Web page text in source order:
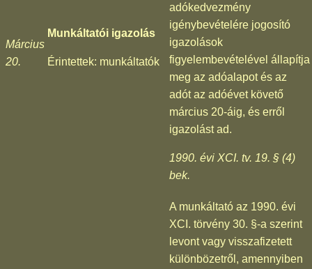
Március
20.
Munkáltatói igazolás
Érintettek: munkáltatók
adókedvezmény
igénybevételére jogosító
igazolások
figyelembevételével állapítja
meg az adóalapot és az
adót az adóévet követő
március 20-áig, és erről
igazolást ad.
1990. évi XCI. tv. 19. § (4)
bek.
A munkáltató az 1990. évi
XCI. törvény 30. §-a szerint
levont vagy visszafizetett
különbözetről, amennyiben